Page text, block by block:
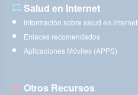
Salud en Internet
Información sobre salud en internet
Enlaces recomendados
Aplicaciones Móviles (APPS)
Otros Recursos